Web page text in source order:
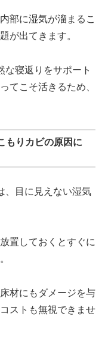
部に湿気が溜まるこ
が出てきます。
な寝返りをサポート
てこそ活きるため、
もりカビの原因に
、目に見えない湿気
置しておくとすぐに
材にもダメージを与
ストも無視できませ